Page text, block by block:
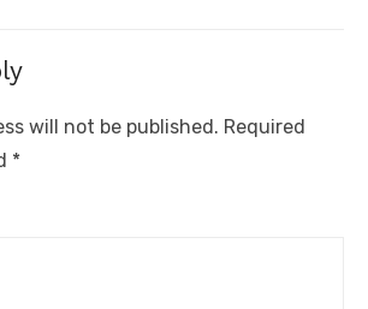
will not be published. Required
*